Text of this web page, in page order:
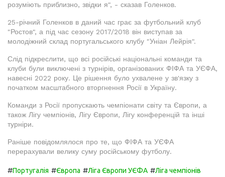
розуміють приблизно, звідки я", - сказав Голенков.
25-річний Голенков в даний час грає за футбольний клуб
"Ростов", а під час сезону 2017/2018 він виступав за
молодіжний склад португальського клубу "Уніан Лейрія".
Слід підкреслити, що всі російські національні команди та
клуби були виключені з турнірів, організованих ФІФА та УЄФА,
навесні 2022 року. Це рішення було ухвалене у зв'язку з
початком масштабного вторгнення Росії в Україну.
Команди з Росії пропускають чемпіонати світу та Європи, а
також Лігу чемпіонів, Лігу Європи, Лігу конференцій та інші
турніри.
Раніше повідомлялося про те, що ФІФА та УЄФА
перерахували велику суму російському футболу.
#Португалія #Європа #Ліга Європи УЄФА #Ліга чемпіонів